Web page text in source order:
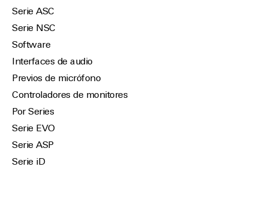
Serie ASC
Serie NSC
Software
Interfaces de audio
Previos de micrófono
Controladores de monitores
Por Series
Serie EVO
Serie ASP
Serie iD